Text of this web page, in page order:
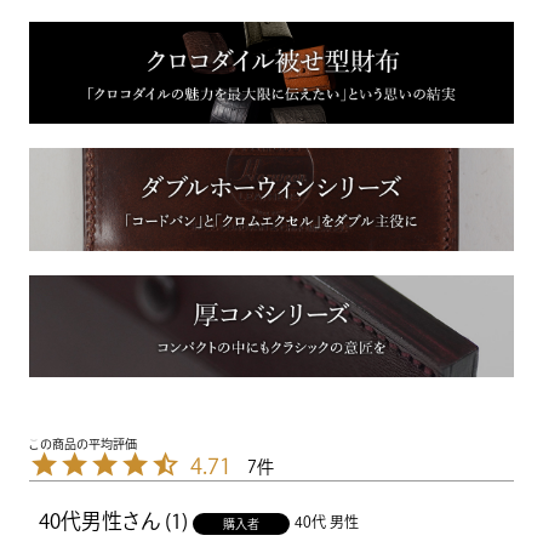
4.71 7
40代男性 1 購入者 40代 男性